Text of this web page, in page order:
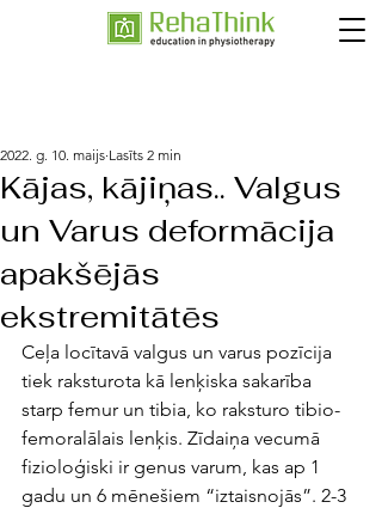
Kājas, kājiņas.. Valgus
un Varus deformācija
apakšējās
ekstremitātēs
2022. g. 10. maijs Lasīts 2 min
Ceļa locītavā valgus un varus pozīcija
tiek raksturota kā lenķiska sakarība
starp femur un tibia, ko raksturo tibio-
femoralālais lenķis. Zīdaiņa vecumā
fizioloģiski ir genus varum, kas ap 1
gadu un 6 mēnešiem “iztaisnojās”. 2-3